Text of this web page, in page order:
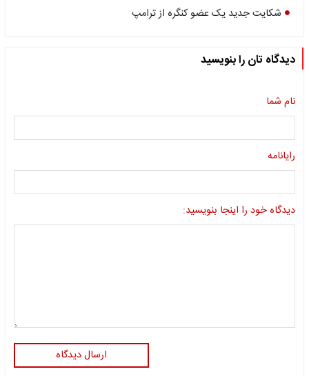
شکایت جدید یک عضو کنگره از ترامپ
دیدگاه تان را بنویسید
نام شما
رایانامه
دیدگاه خود را اینجا بنویسید:
ارسال دیدگاه